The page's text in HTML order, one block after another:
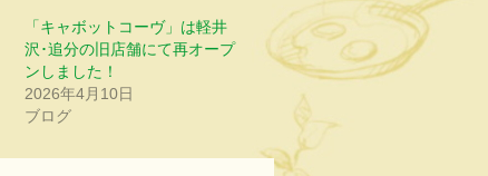
「キャボットコーヴ」は軽井
沢･追分の旧店舗にて再オープ
ンしました！
2026年4月10日
ブログ